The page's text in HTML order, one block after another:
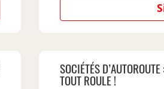
SOCIÉTÉS
TOUT ROULE !